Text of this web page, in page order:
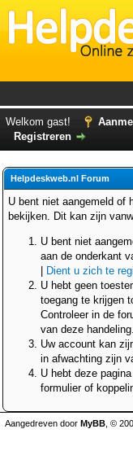
Welkom gast!
Registreren
Helpdeskweb.nl Forum
U bent niet aangemeld of
bekijken. Dit kan zijn
U bent niet
aan de onderkant
Dient u zich te
U hebt geen
toegang te krijgen
Controleer in de
van deze handeling.
Uw account kan
in afwachting zijn
U hebt deze
formulier of
Aangedreven door MyBB , ©